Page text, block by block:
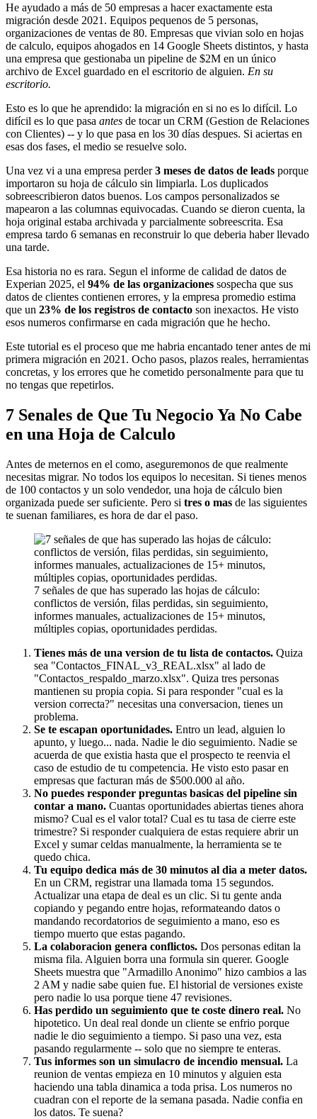
He ayudado a más de 50 empresas a hacer exactamente esta
migración desde 2021. Equipos pequenos de 5 personas,
organizaciones de ventas de 80. Empresas que vivian solo en hojas
de calculo, equipos ahogados en 14 Google Sheets distintos, y hasta
una empresa que gestionaba un pipeline de $2M en un único
archivo de Excel guardado en el escritorio de alguien. En su
escritorio.
Esto es lo que he aprendido: la migración en si no es lo difícil. Lo
difícil es lo que pasa antes de tocar un CRM (Gestion de Relaciones
con Clientes) -- y lo que pasa en los 30 días despues. Si aciertas en
esas dos fases, el medio se resuelve solo.
Una vez vi a una empresa perder3 meses de datos de leads porque
importaron su hoja de cálculo sin limpiarla. Los duplicados
sobreescribieron datos buenos. Los campos personalizados se
mapearon a las columnas equivocadas. Cuando se dieron cuenta, la
hoja original estaba archivada y parcialmente sobreescrita. Esa
empresa tardo 6 semanas en reconstruir lo que deberia haber llevado
una tarde.
Esa historia no es rara. Segun el informe de calidad de datos de
Experian 2025, el 94% de las organizaciones sospecha que sus
datos de clientes contienen errores, y la empresa promedio estima
que un 23% de los registros de contacto son inexactos. He visto
esos numeros confirmarse en cada migración que he hecho.
Este tutorial es el proceso que me habria encantado tener antes de mi
primera migración en 2021. Ocho pasos, plazos reales, herramientas
concretas, y los errores que he cometido personalmente para que tu
no tengas que repetirlos.
7 Senales de Que Tu Negocio Ya No Cabe
en una Hoja de Calculo
Antes de meternos en el como, aseguremonos de que realmente
necesitas migrar. No todos los equipos lo necesitan. Si tienes menos
de 100 contactos y un solo vendedor, una hoja de cálculo bien
organizada puede ser suficiente. Pero si tres o mas de las siguientes
te suenan familiares, es hora de dar el paso.
7 señales de que has superado las hojas de cálculo:
conflictos de versión, filas perdidas, sin seguimiento,
informes manuales, actualizaciones de 15+ minutos,
múltiples copias, oportunidades perdidas.
Tienes más de una version de tu lista de contactos. Quiza
sea "Contactos_FINAL_v3_REAL.xlsx" al lado de
"Contactos_respaldo_marzo.xlsx". Quiza tres personas
mantienen su propia copia. Si para responder "cual es la
version correcta?" necesitas una conversacion, tienes un
problema.
Se te escapan oportunidades. Entro un lead, alguien lo
apunto, y luego... nada. Nadie le dio seguimiento. Nadie se
acuerda de que existia hasta que el prospecto te reenvia el
caso de estudio de tu competencia. He visto esto pasar en
empresas que facturan más de $500.000 al año.
No puedes responder preguntas basicas del pipeline sin
contar a mano. Cuantas oportunidades abiertas tienes ahora
mismo? Cual es el valor total? Cual es tu tasa de cierre este
trimestre? Si responder cualquiera de estas requiere abrir un
Excel y sumar celdas manualmente, la herramienta se te
quedo chica.
Tu equipo dedica más de 30 minutos al dia a meter datos.
En un CRM, registrar una llamada toma 15 segundos.
Actualizar una etapa de deal es un clic. Si tu gente anda
copiando y pegando entre hojas, reformateando datos o
mandando recordatorios de seguimiento a mano, eso es
tiempo muerto que estas pagando.
La colaboracion genera conflictos. Dos personas editan la
misma fila. Alguien borra una formula sin querer. Google
Sheets muestra que "Armadillo Anonimo" hizo cambios a las
2 AM y nadie sabe quien fue. El historial de versiones existe
pero nadie lo usa porque tiene 47 revisiones.
Has perdido un seguimiento que te coste dinero real. No
hipotetico. Un deal real donde un cliente se enfrio porque
nadie le dio seguimiento a tiempo. Si paso una vez, esta
pasando regularmente -- solo que no siempre te enteras.
Tus informes son un simulacro de incendio mensual. La
reunion de ventas empieza en 10 minutos y alguien esta
haciendo una tabla dinamica a toda prisa. Los numeros no
cuadran con el reporte de la semana pasada. Nadie confia en
los datos. Te suena?